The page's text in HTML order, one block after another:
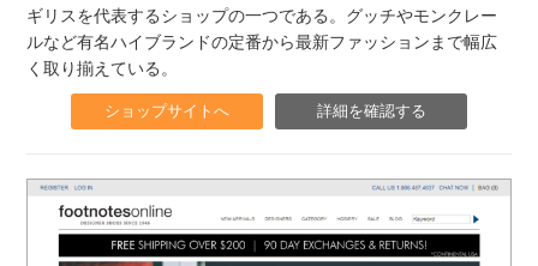
ギリスを代表するショップの一つである。グッチやモンクレー
ルなど有名ハイブランドの定番から最新ファッションまで幅広
く取り揃えている。
ショップサイトへ 詳細を確認する